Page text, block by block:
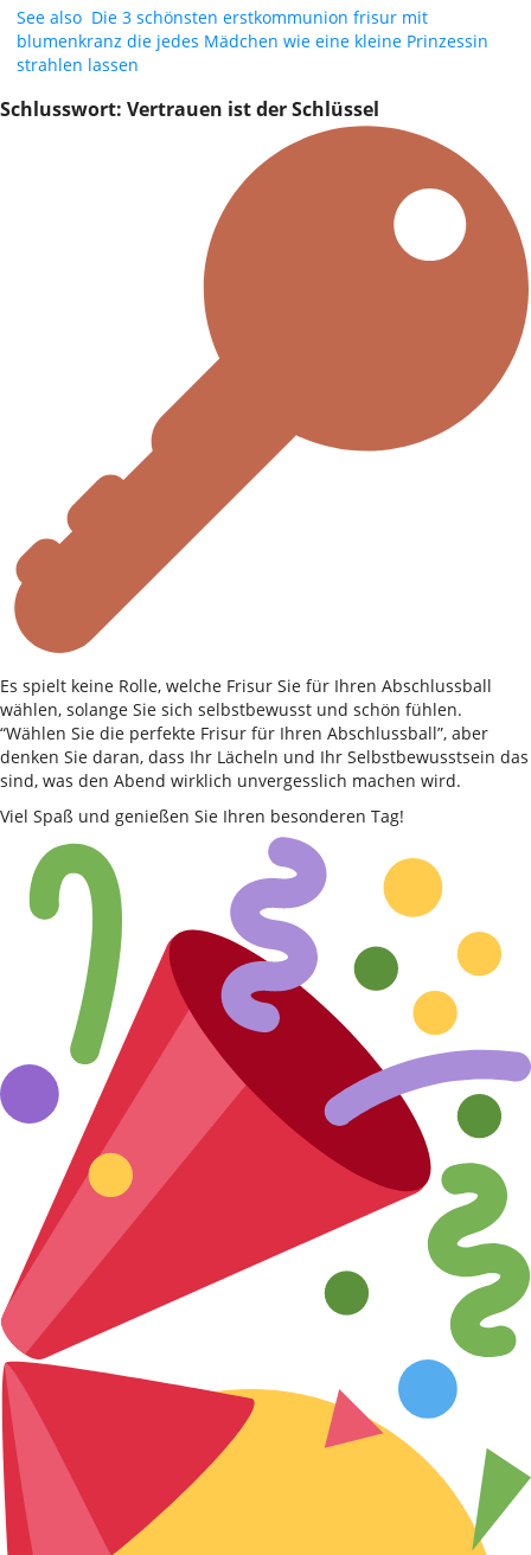
See also Die 3 schönsten erstkommunion frisur mit
blumenkranz die jedes Mädchen wie eine kleine Prinzessin
strahlen lassen
Schlusswort: Vertrauen ist der Schlüssel
Es spielt keine Rolle, welche Frisur Sie für Ihren Abschlussball
wählen, solange Sie sich selbstbewusst und schön fühlen.
“Wählen Sie die perfekte Frisur für Ihren Abschlussball”, aber
denken Sie daran, dass Ihr Lächeln und Ihr Selbstbewusstsein das
sind, was den Abend wirklich unvergesslich machen wird.
Viel Spaß und genießen Sie Ihren besonderen Tag!